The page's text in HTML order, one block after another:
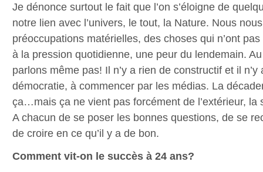
Je dénonce surtout le fait que l’on s’éloigne de
notre lien avec l’univers, le tout, la Nature. Nous
préoccupations matérielles, des choses qui n’ont
à la pression quotidienne, une peur du lendemain.
parlons même pas! Il n’y a rien de constructif et il
démocratie, à commencer par les médias. La
ça…mais ça ne vient pas forcément de l’extérieur, la
A chacun de se poser les bonnes questions, de se
de croire en ce qu’il y a de bon.
Comment vit-on le succès à 24 ans?